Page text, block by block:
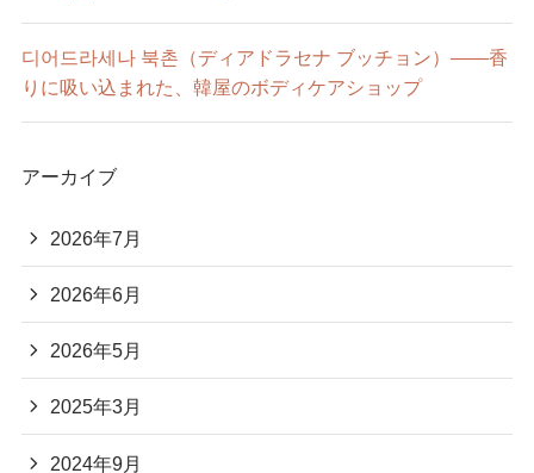
디어드라세나 북촌（ディアドラセナ ブッチョン）——香
りに吸い込まれた、韓屋のボディケアショップ
アーカイブ
2026年7月
2026年6月
2026年5月
2025年3月
2024年9月